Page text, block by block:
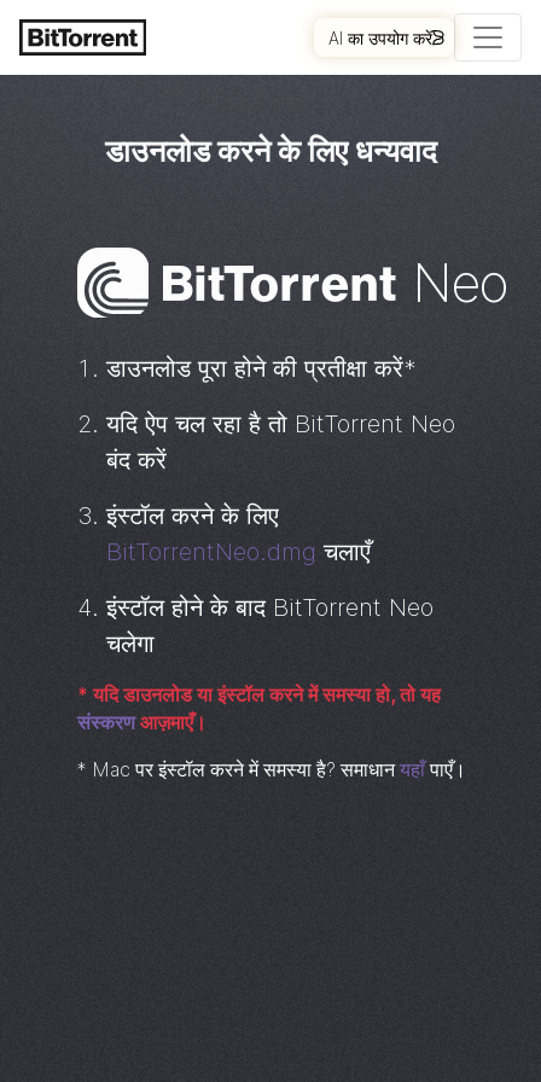
शुरू कीजिए।
AI का उपयोग करें
डाउनलोड करने के लिए धन्यवाद
BitTorrent Neo
डाउनलोड पूरा होने की प्रतीक्षा करें*
यदि ऐप चल रहा है तो BitTorrent Neo
बंद करें
इंस्टॉल करने के लिए
BitTorrentNeo.dmg चलाएँ
इंस्टॉल होने के बाद BitTorrent Neo
चलेगा
* यदि डाउनलोड या इंस्टॉल करने में समस्या हो, तो यह
संस्करणआज़माएँ।
* Mac पर इंस्टॉल करने में समस्या है? समाधानयहाँपाएँ।